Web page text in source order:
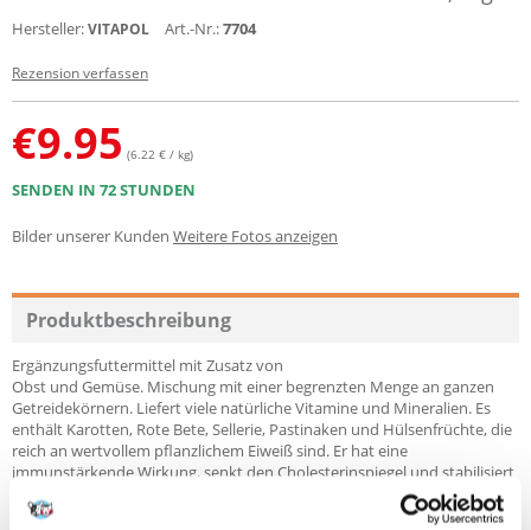
Hersteller:VITAPOL Art.-Nr.:7704
Rezension verfassen
€9.95 (6.22 € / kg)
SENDEN IN 72 STUNDEN
Bilder unserer Kunden Weitere Fotos anzeigen
Produktbeschreibung
Ergänzungsfuttermittel mit Zusatz von
Obst und Gemüse. Mischung mit einer begrenzten Menge an ganzen
Getreidekörnern. Liefert viele natürliche Vitamine und Mineralien. Es
enthält Karotten, Rote Bete, Sellerie, Pastinaken und Hülsenfrüchte, die
reich an wertvollem pflanzlichem Eiweiß sind. Er hat eine
immunstärkende Wirkung, senkt den Cholesterinspiegel und stabilisiert
den Blutzuckerspiegel. Zu den Früchten gehören Apfel, Banane,
Johannisbeere und Rosine. Sie stärken das Immunsystem, haben